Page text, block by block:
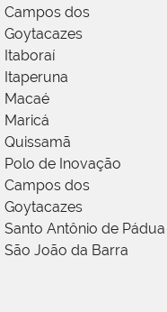
Campos dos
Goytacazes
Itaboraí
Itaperuna
Macaé
Maricá
Quissamã
Polo de Inovação
Campos dos
Goytacazes
Santo Antônio de Pádua
São João da Barra